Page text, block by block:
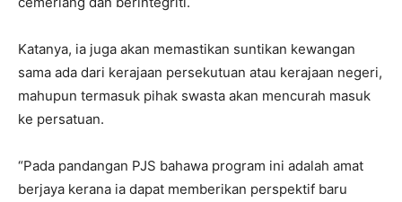
Katanya, ia juga akan memastikan suntikan kewangan
sama ada dari kerajaan persekutuan atau kerajaan negeri,
mahupun termasuk pihak swasta akan mencurah masuk
ke persatuan.
“Pada pandangan PJS bahawa program ini adalah amat
berjaya kerana ia dapat memberikan perspektif baru